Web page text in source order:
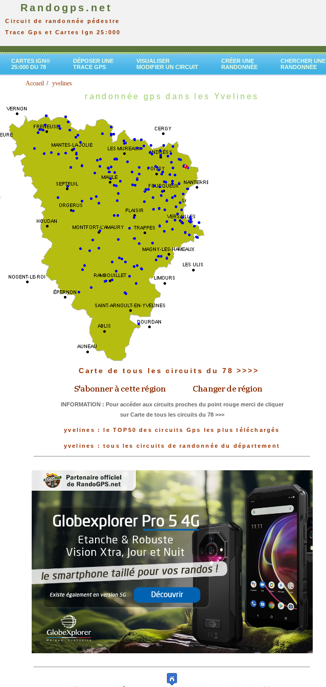
Randogps.net
Circuit de randonnée pédestre
Trace Gps et Cartes Ign 25:000
CARTES IGN®
25:000 DU 78
DÉPOSER UNE
TRACE GPS
VISUALISER
MODIFIER UN CIRCUIT
CRÉER UNE
RANDONNÉE
CHERCHER UNE
RANDONNÉE
Accueil yvelines
randonnée gps dans les Yvelines
Carte de tous les circuits du 78 >>>>
INFORMATION : Pour accéder aux circuits proches du point rouge merci de cliquer
sur Carte de tous les circuits du 78 >>>
yvelines : le TOP50 des circuits Gps les plus téléchargés
yvelines : tous les circuits de randonnée du département